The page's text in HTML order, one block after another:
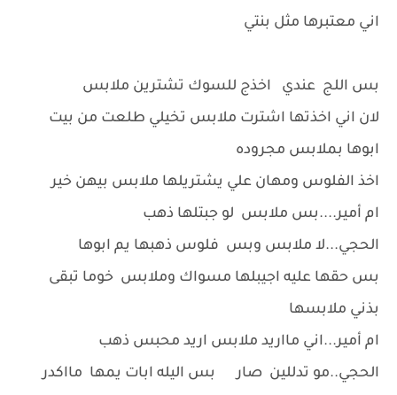
اني معتبرها مثل بنتي
بس اللج عندي اخذج للسوك تشترين ملابس
لان اني اخذتها اشترت ملابس تخيلي طلعت من بيت
ابوها بملابس مجروده
اخذ الفلوس ومهان علي يشتريلها ملابس بيهن خير
ام أمير....بس ملابس لو جبتلها ذهب
الحجي...لا ملابس وبس فلوس ذهبها يم ابوها
بس حقها عليه اجيبلها مسواك وملابس خوما تبقى
بذني ملابسها
ام أمير...اني مااريد ملابس اريد محبس ذهب
الحجي..مو تدللين صار بس اليله ابات يمها مااكدر